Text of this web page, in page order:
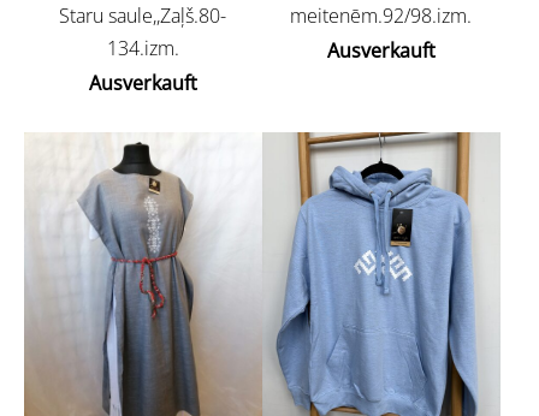
Staru saule,,Zaļš.80-
134.izm.
Ausverkauft
meitenēm.92/98.izm.
Ausverkauft